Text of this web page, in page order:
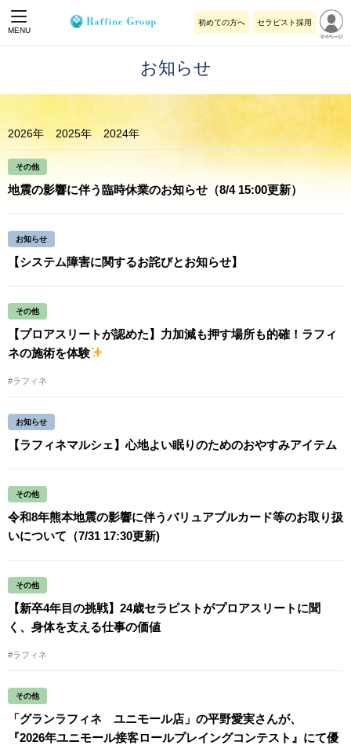
MENU
初めての方へ セラピスト採用
お知らせ
2026年 2025年 2024年
その他
地震の影響に伴う臨時休業のお知らせ（8/4 15:00更新）
お知らせ
【システム障害に関するお詫びとお知らせ】
その他
【プロアスリートが認めた】力加減も押す場所も的確！ラフィ
ネの施術を体験
#ラフィネ
お知らせ
【ラフィネマルシェ】心地よい眠りのためのおやすみアイテム
その他
令和8年熊本地震の影響に伴うバリュアブルカード等のお取り扱
いについて（7/31 17:30更新)
その他
【新卒4年目の挑戦】24歳セラピストがプロアスリートに聞
く、身体を支える仕事の価値
#ラフィネ
その他
「グランラフィネ ユニモール店」の平野愛実さんが、
『2026年ユニモール接客ロールプレイングコンテスト』にて優